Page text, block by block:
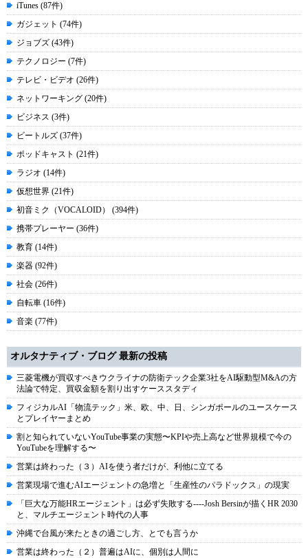
iTunes (87件)
ガジェット (74件)
ジョブズ (43件)
テクノロジー (7件)
テレビ・ビデオ (26件)
ネットワーキング (20件)
ビジネス (3件)
ビートルズ (37件)
ポッドキャスト (21件)
ラジオ (14件)
仮想世界 (21件)
初音ミク（VOCALOID） (394件)
携帯プレーヤー (36件)
教育 (14件)
楽器 (92件)
社会 (26件)
自転車 (16件)
音楽 (77件)
オルタナティブ・ブログ 最新の投稿
三菱電機が買収すべきウクライナの防衛テック企業3社をAI駆動型M&Aの方
法論で特定、買収金額を割り出すケーススタディ
フィジカルAI「物流テック」米、欧、中、日、シンガポールのユースケース
とプレイヤーまとめ
割と知られていないYouTube事業の実態〜KPIや売上高など世界規模で今の
YouTubeを理解する〜
営業は終わった（３）AIを使う者だけが、利他に立てる
営業現場で進むAIエージェントの急増と「生産性のパラドックス」の現実
「巨大な万能HRエージェント」は必ず失敗する----Josh Bersinが描くHR 2030
と、マルチエージェント時代の人事
沖縄で台風が来たときの過ごし方、とでも言うか
営業は終わった（２）普遍はAIに、個別は人間に